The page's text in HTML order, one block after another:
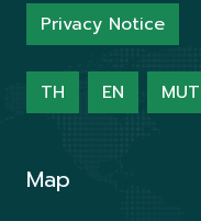
Privacy Notice
TH EN MUT
Map